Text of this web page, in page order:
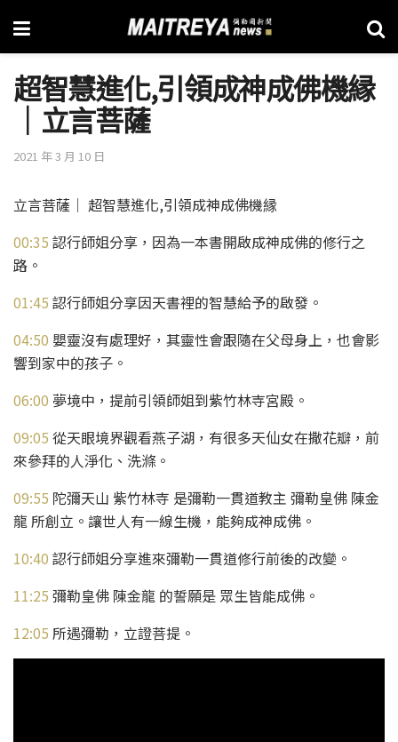
超智慧進化,引領成神成佛機縁
│立言菩薩
2021 年 3 月 10 日
立言菩薩│ 超智慧進化,引領成神成佛機縁
00:35 ​ 認行師姐分享，因為一本書開啟成神成佛的修行之
路。
01:45 ​ 認行師姐分享因天書裡的智慧給予的啟發。
04:50 ​ 嬰靈沒有處理好，其靈性會跟隨在父母身上，也會影
響到家中的孩子。
06:00 ​ 夢境中，提前引領師姐到紫竹林寺宮殿。
09:05 ​ 從天眼境界觀看燕子湖，有很多天仙女在撒花瓣，前
來參拜的人淨化、洗滌。
09:55 ​ 陀彌天山 紫竹林寺 是彌勒一貫道教主 彌勒皇佛 陳金
龍 所創立。讓世人有一線生機，能夠成神成佛。
10:40 ​ 認行師姐分享進來彌勒一貫道修行前後的改變。
11:25 ​ 彌勒皇佛 陳金龍 的誓願是 眾生皆能成佛。
12:05 ​ 所遇彌勒，立證菩提。